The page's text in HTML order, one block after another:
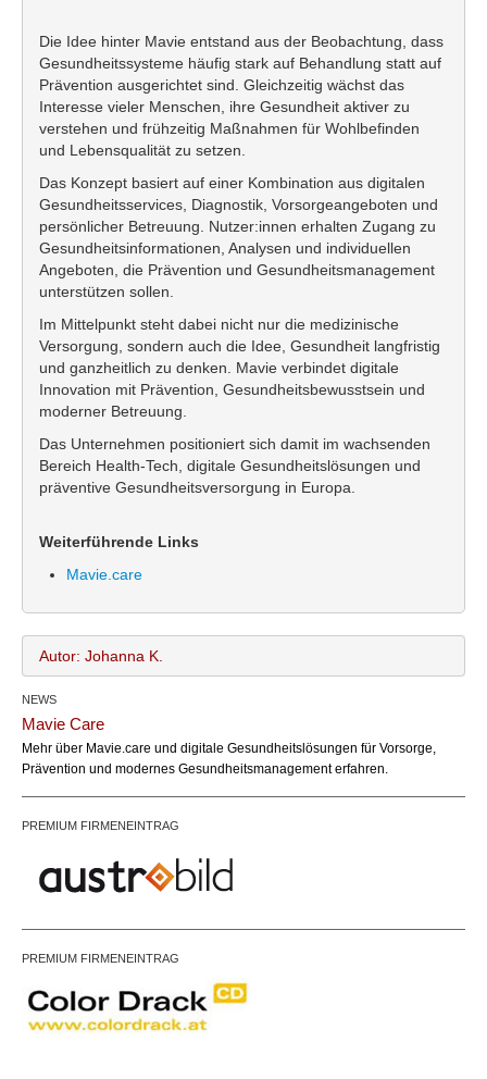
Die Idee hinter Mavie entstand aus der Beobachtung, dass
Gesundheitssysteme häufig stark auf Behandlung statt auf
Prävention ausgerichtet sind. Gleichzeitig wächst das
Interesse vieler Menschen, ihre Gesundheit aktiver zu
verstehen und frühzeitig Maßnahmen für Wohlbefinden
und Lebensqualität zu setzen.
Das Konzept basiert auf einer Kombination aus digitalen
Gesundheitsservices, Diagnostik, Vorsorgeangeboten und
persönlicher Betreuung. Nutzer:innen erhalten Zugang zu
Gesundheitsinformationen, Analysen und individuellen
Angeboten, die Prävention und Gesundheitsmanagement
unterstützen sollen.
Im Mittelpunkt steht dabei nicht nur die medizinische
Versorgung, sondern auch die Idee, Gesundheit langfristig
und ganzheitlich zu denken. Mavie verbindet digitale
Innovation mit Prävention, Gesundheitsbewusstsein und
moderner Betreuung.
Das Unternehmen positioniert sich damit im wachsenden
Bereich Health-Tech, digitale Gesundheitslösungen und
präventive Gesundheitsversorgung in Europa.
Weiterführende Links
Mavie.care
Autor: Johanna K.
Webseite: https://www.mavie.care/de-AT
NEWS
Mavie Care
Mehr über Mavie.care und digitale Gesundheitslösungen für Vorsorge,
Prävention und modernes Gesundheitsmanagement erfahren.
PREMIUM FIRMENEINTRAG
PREMIUM FIRMENEINTRAG